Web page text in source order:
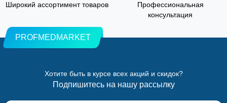
Широкий ассортимент товаров
Профессиональная
консультация
PROFMEDMARKET
Хотите быть в курсе всех акций и скидок?
Подпишитесь на нашу рассылку